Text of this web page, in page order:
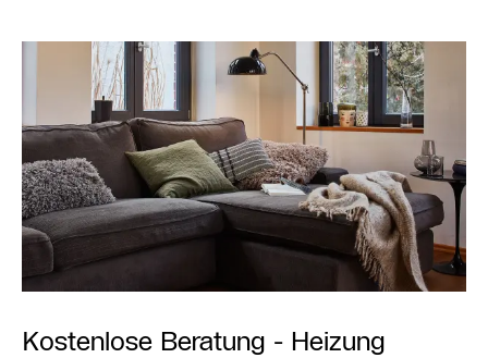
Kostenlose Beratung - Heizung